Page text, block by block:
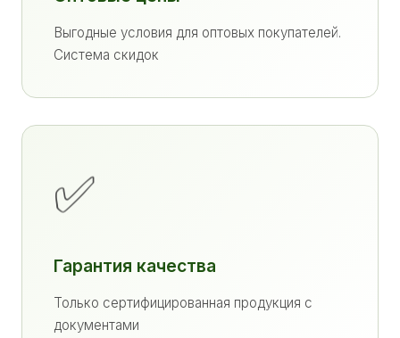
Выгодные условия для оптовых покупателей.
Система скидок
✅
Гарантия качества
Только сертифицированная продукция с
документами